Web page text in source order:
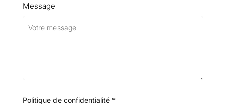
Message
Politique de confidentialité *